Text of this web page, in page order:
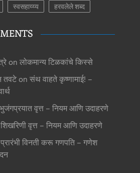
स्वसहाय्य्य हरवलेले शब्द
on लोकमान्य टिळकांचे किस्से
तवटेon संथ वाहते कृष्णामाई! –
भुजंगप्रयात वृत्त – नियम आणि उदाहरणे
शिखरिणी वृत्त – नियम आणि उदाहरणे
प्रारंभी विनती करू गणपति – गणेश